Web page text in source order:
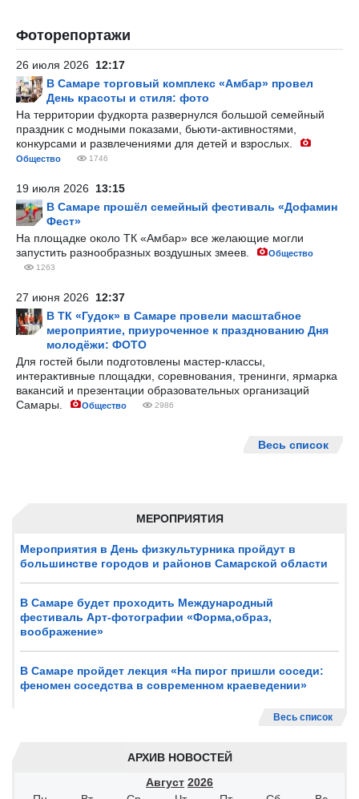
МЕРОПРИЯТИЯ
Мероприятия в День физкультурника пройдут в
большинстве городов и районов Самарской области
В Самаре будет проходить Международный
фестиваль Арт-фотографии «Форма,образ,
воображение»
В Самаре пройдет лекция «На пирог пришли соседи:
феномен соседства в современном краеведении»
Весь список
АРХИВ НОВОСТЕЙ
Август 2026
Фоторепортажи
26 июля 2026 12:17
В Самаре торговый комплекс «Амбар» провел
День красоты и стиля: фото
На территории фудкорта развернулся большой семейный
праздник с модными показами, бьюти-активностями,
конкурсами и развлечениями для детей и взрослых.
Общество 1746
19 июля 2026 13:15
В Самаре прошёл семейный фестиваль «Дофамин
Фест»
На площадке около ТК «Амбар» все желающие могли
запустить разнообразных воздушных змеев.
Общество
1263
27 июня 2026 12:37
В ТК «Гудок» в Самаре провели масштабное
мероприятие, приуроченное к празднованию Дня
молодёжи: ФОТО
Для гостей были подготовлены мастер-классы,
интерактивные площадки, соревнования, тренинги, ярмарка
вакансий и презентации образовательных организаций
Самары.
Общество 2986
Весь список